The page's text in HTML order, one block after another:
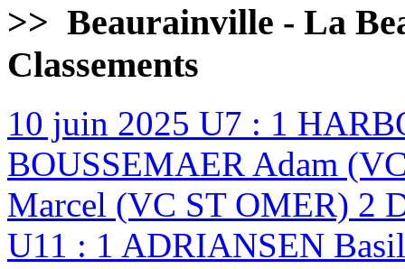
>> Beaurainville - La
Classements
10 juin 2025 U7 : 1
BOUSSEMAER Adam
Marcel (VC ST OMER) 2
U11 : 1 ADRIANSEN